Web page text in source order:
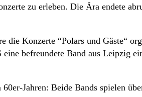
zu erleben. Die Ära endete
Konzerte “Polars und Gäste“
befreundete Band aus Leipzig
Jahren: Beide Bands spielen